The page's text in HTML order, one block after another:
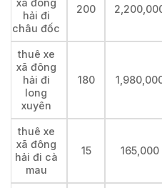
xã đông
hải đi
châu đốc
200
thuê xe
xã đông
hải đi
long
xuyên
180
thuê xe
xã đông
hải đi cà
mau
15 165,000